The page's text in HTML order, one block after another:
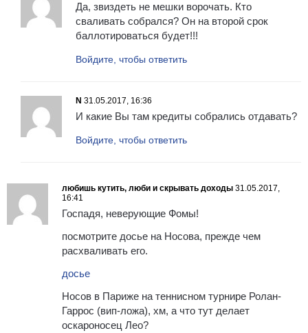
Да, звиздеть не мешки ворочать. Кто
сваливать собрался? Он на второй срок
баллотироваться будет!!!
Войдите, чтобы ответить
N 31.05.2017, 16:36
И какие Вы там кредиты собрались отдавать?
Войдите, чтобы ответить
любишь кутить, люби и скрывать доходы 31.05.2017,
16:41
Госпадя, неверующие Фомы!
посмотрите досье на Носова, прежде чем
расхваливать его.
досье
Носов в Париже на теннисном турнире Ролан-
Гаррос (вип-ложа), хм, а что тут делает
оскароносец Лео?